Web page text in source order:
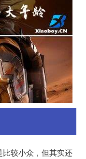
较小众，但其实还